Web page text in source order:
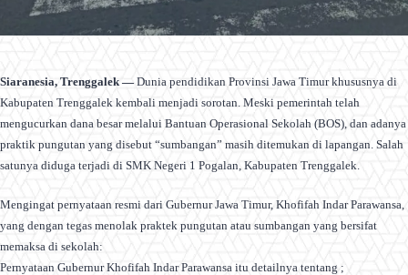
Siaranesia, Trenggalek —Dunia pendidikan Provinsi Jawa Timur khususnya di
Kabupaten Trenggalek kembali menjadi sorotan. Meski pemerintah telah
mengucurkan dana besar melalui Bantuan Operasional Sekolah (BOS), dan adanya
praktik pungutan yang disebut “sumbangan” masih ditemukan di lapangan. Salah
satunya diduga terjadi di SMK Negeri 1 Pogalan, Kabupaten Trenggalek.
Mengingat pernyataan resmi dari Gubernur Jawa Timur, Khofifah Indar Parawansa,
yang dengan tegas menolak praktek pungutan atau sumbangan yang bersifat
memaksa di sekolah:
Pernyataan Gubernur Khofifah Indar Parawansa itu detailnya tentang ;